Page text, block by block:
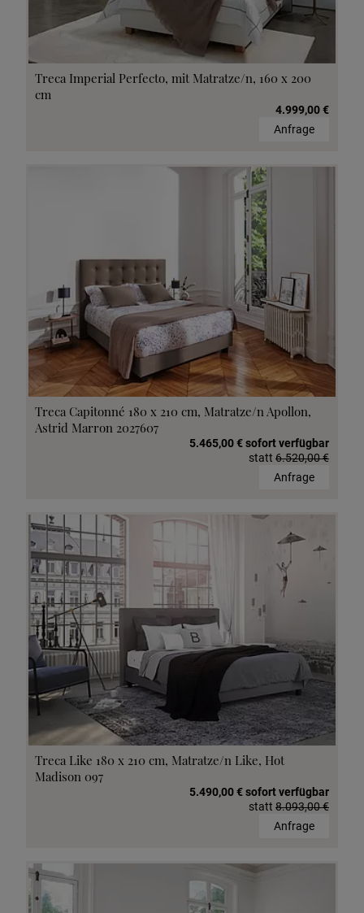
Treca Imperial Perfecto, mit Matratze/n, 160 x 200
cm
4.999,00 €
Anfrage
Treca Capitonné 180 x 210 cm, Matratze/n Apollon,
Astrid Marron 2027607
5.465,00 € sofort verfügbar
statt 6.520,00 €
Anfrage
Treca Like 180 x 210 cm, Matratze/n Like, Hot
Madison 097
5.490,00 € sofort verfügbar
statt 8.093,00 €
Anfrage